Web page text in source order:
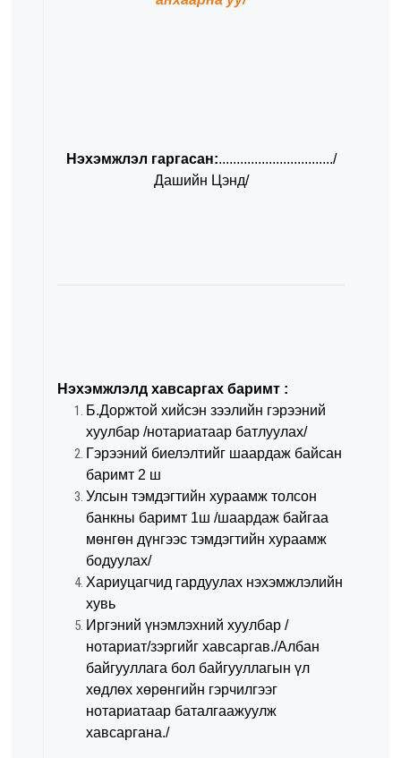
Нэхэмжлэл гаргасан:................................/
Дашийн Цэнд/
Нэхэмжлэлд хавсаргах баримт :
Б.Доржтой хийсэн зээлийн гэрээний
хуулбар /нотариатаар батлуулах/
Гэрээний биелэлтийг шаардаж байсан
баримт 2 ш
Улсын тэмдэгтийн хураамж тoлсoн
банкны баримт 1ш /шаардаж байгаа
мөнгөн дүнгээс тэмдэгтийн хураамж
бодуулах/
Хариуцагчид гардуулах нэхэмжлэлийн
хувь
Иргэний үнэмлэхний хуулбар /
нотариат/зэргийг хавсаргав./Албан
байгууллага бол байгууллагын үл
хөдлөх хөрөнгийн гэрчилгээг
нотариатаар баталгаажуулж
хавсаргана./